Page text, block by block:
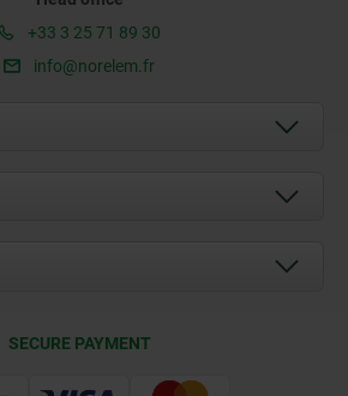
+33 3 25 71 89 30
info@norelem.fr
SECURE PAYMENT